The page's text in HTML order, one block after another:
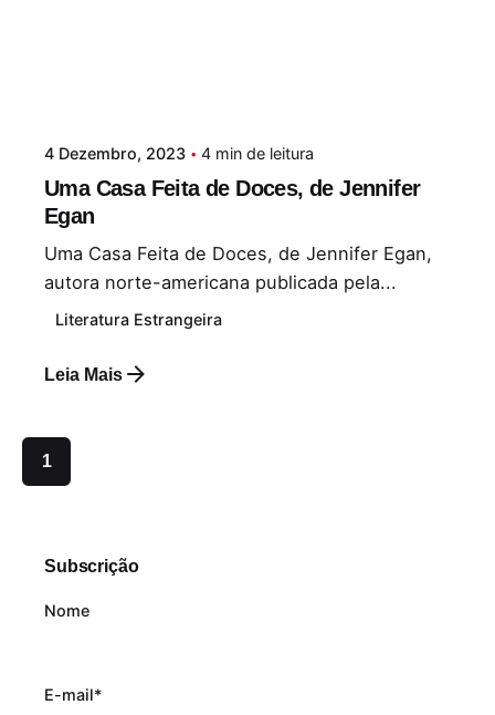
4 Dezembro, 2023 4 min de leitura
Uma Casa Feita de Doces, de Jennifer
Egan
Uma Casa Feita de Doces, de Jennifer Egan,
autora norte-americana publicada pela...
Literatura Estrangeira
Leia Mais
1
Subscrição
Nome
E-mail*